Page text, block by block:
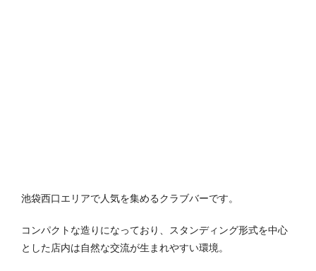
池袋西口エリアで人気を集めるクラブバーです。
コンパクトな造りになっており、スタンディング形式を中心
とした店内は自然な交流が生まれやすい環境。